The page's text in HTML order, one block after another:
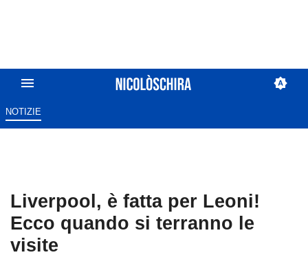
NOTIZIE
Liverpool, è fatta per Leoni!
Ecco quando si terranno le
visite